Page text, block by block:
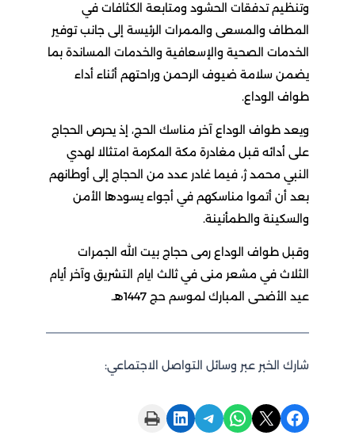
وتنظيم تدفقات الحشود ومتابعة الكثافات في
المطاف والمسعى والممرات الرئيسة إلى جانب توفير
الخدمات الصحية والإسعافية والخدمات المساندة بما
يضمن سلامة ضيوف الرحمن وراحتهم أثناء أداء
طواف الوداع.
ويعد طواف الوداع آخر مناسك الحج، إذ يحرص الحجاج
على أدائه قبل مغادرة مكة المكرمة امتثالا لهدي
النبي محمد ژ، فيما غادر عدد من الحجاج إلى أوطانهم
بعد أن أتموا مناسكهم في أجواء يسودها الأمن
والسكينة والطمأنينة.
وقبل طواف الوداع رمى حجاج بيت الله الجمرات
الثلاث في مشعر منى في ثالث ايام التشريق وآخر أيام
عيد الأضحى المبارك لموسم حج 1447هـ.
شارك الخبر عبر وسائل التواصل الاجتماعي:
Share on Facebook
Share on X
Share on WhatsApp
Share on Telegram
Share on LinkedIn
Print this Page